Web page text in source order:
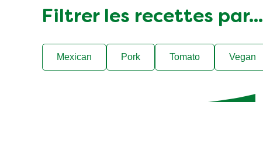
Filtrer les recettes par...
Mexican Pork Tomato Vegan